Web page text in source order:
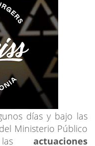
días y bajo las
Ministerio Público
las actuaciones